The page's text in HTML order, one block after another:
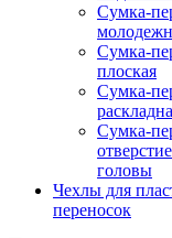
Сумка-
Сумка-
плоская
Сумка-
Сумка-
головы
Чехлы для
переносок